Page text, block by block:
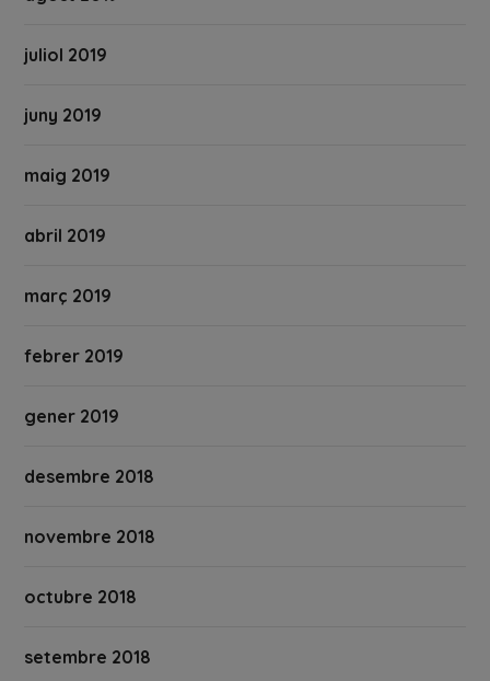
juliol 2019
juny 2019
maig 2019
abril 2019
març 2019
febrer 2019
gener 2019
desembre 2018
novembre 2018
octubre 2018
setembre 2018